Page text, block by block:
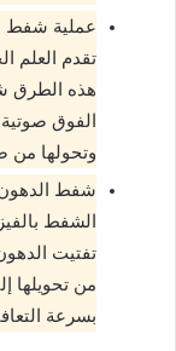
عملية شفط
تقدم العلم
هذه الطرق
الفوق
وتحولها من
شفط الدهون
الشفط
تفتيت
من تحويلها
بسرعة